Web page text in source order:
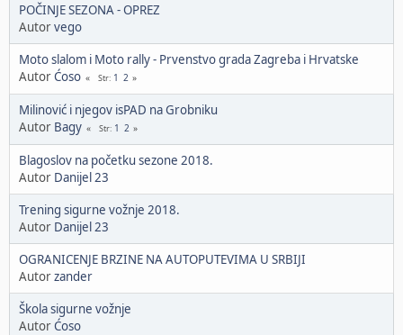
POČINJE SEZONA - OPREZ
Autorvego
Moto slalom i Moto rally - Prvenstvo grada Zagreba i Hrvatske
AutorĆoso Str 1 2
Milinović i njegov isPAD na Grobniku
Autor Bagy Str 1 2
Blagoslov na početku sezone 2018.
Autor Danijel 23
Trening sigurne vožnje 2018.
Autor Danijel 23
OGRANICENJE BRZINE NA AUTOPUTEVIMA U SRBIJI
Autorzander
Škola sigurne vožnje
AutorĆoso